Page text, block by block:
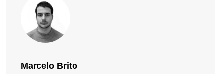
Marcelo Brito